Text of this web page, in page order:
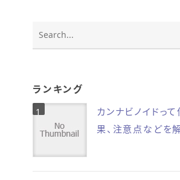
ランキング
カンナビノイドっ
果、注意点などを